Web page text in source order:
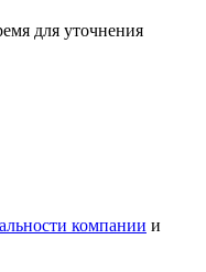
для уточнения
компании и